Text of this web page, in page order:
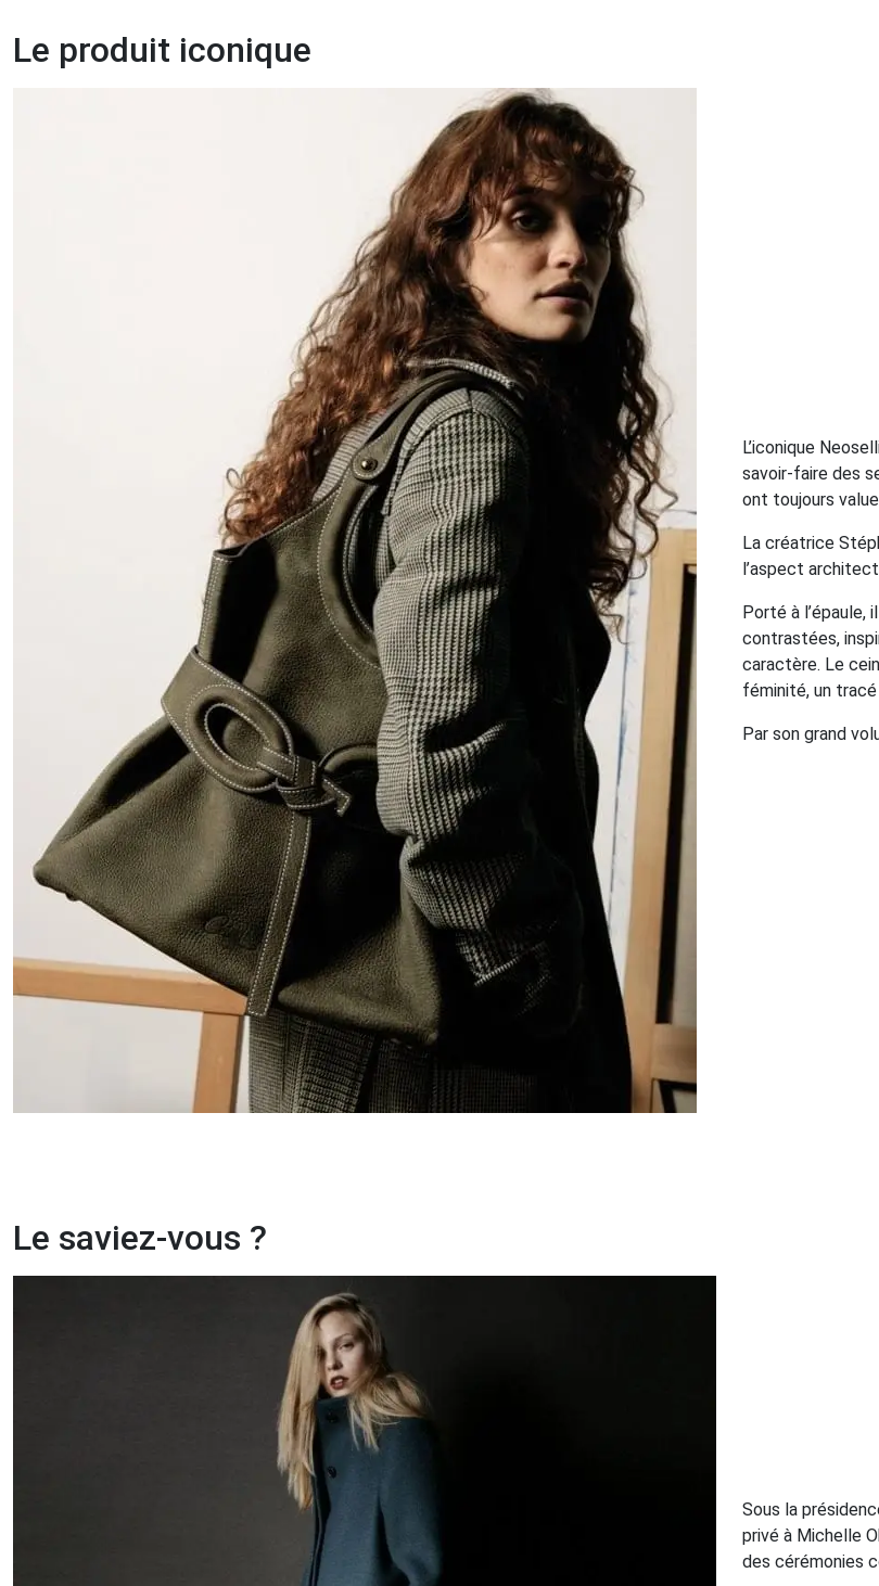
Le produit iconique
L’iconique
savoir-faire des
ont toujours
La créatrice
l’aspect
Porté à l’épaule,
contrastées,
caractère. Le
féminité, un
Par son grand
Le saviez-vous ?
Sous la
privé à Michelle
des cérémonies